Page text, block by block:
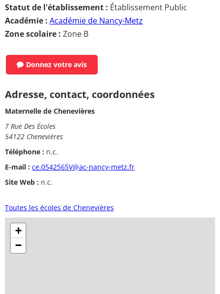
Statut de l'établissement : Établissement Public
Académie : Académie de Nancy-Metz
Zone scolaire : Zone B
Donnez votre avis
Adresse, contact, coordonnées
Maternelle de Chenevières
7 Rue Des Écoles
54122 Chenevières
Téléphone : n.c.
E-mail : ce.0542565V@ac-nancy-metz.fr
Site Web : n.c.
Toutes les écoles de Chenevières
+
−